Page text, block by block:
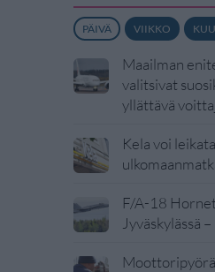
PÄIVÄ VIIKKO
Maailman
valitsivat
yllättävä
Kela voi
F/A-18
Jyväskylässä